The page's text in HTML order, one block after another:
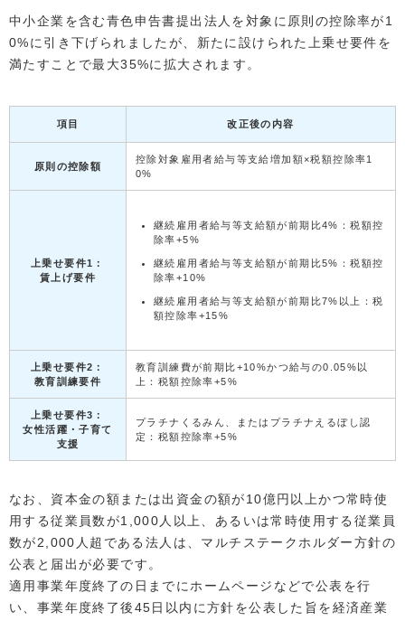
中小企業を含む青色申告書提出法人を対象に原則の控除率が1
0%に引き下げられましたが、新たに設けられた上乗せ要件を
満たすことで最大35%に拡大されます。
項目 改正後の内容
原則の控除額
控除対象雇用者給与等支給増加額×税額控除率1
0%
上乗せ要件1：
賃上げ要件
継続雇用者給与等支給額が前期比4%：税額控
除率+5%
継続雇用者給与等支給額が前期比5%：税額控
除率+10%
継続雇用者給与等支給額が前期比7%以上：税
額控除率+15%
上乗せ要件2：
教育訓練要件
教育訓練費が前期比+10%かつ給与の0.05%以
上：税額控除率+5%
上乗せ要件3：
女性活躍・子育て
支援
プラチナくるみん、またはプラチナえるぼし認
定：税額控除率+5%
なお、資本金の額または出資金の額が10億円以上かつ常時使
用する従業員数が1,000人以上、あるいは常時使用する従業員
数が2,000人超である法人は、マルチステークホルダー方針の
公表と届出が必要です。
適用事業年度終了の日までにホームページなどで公表を行
い、事業年度終了後45日以内に方針を公表した旨を経済産業